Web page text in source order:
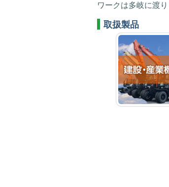
ワークは多岐に渡
取扱製品